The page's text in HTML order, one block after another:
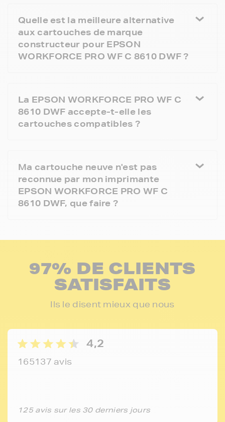
Quelle est la meilleure alternative
aux cartouches de marque
constructeur pour EPSON
WORKFORCE PRO WF C 8610 DWF ?
La EPSON WORKFORCE PRO WF C
8610 DWF accepte-t-elle les
cartouches compatibles ?
Ma cartouche neuve n'est pas
reconnue par mon imprimante
EPSON WORKFORCE PRO WF C
8610 DWF, que faire ?
97% DE CLIENTS
SATISFAITS
Ils le disent mieux que nous
4,2
165137 avis
125 avis sur les 30 derniers jours